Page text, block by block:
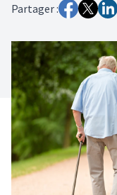
Partager :